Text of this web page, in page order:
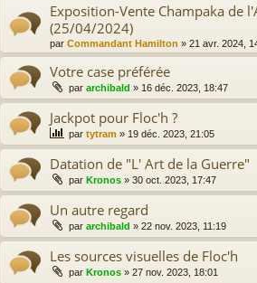
Exposition-Vente Champaka de
(25/04/2024)
par Commandant Hamilton » 21 avr. 2024,
Votre case préférée
par archibald » 16 déc. 2023, 18:47
Jackpot pour Floc'h ?
par tytram » 19 déc. 2023, 21:05
Datation de "L' Art de la Guerre"
par Kronos » 30 oct. 2023, 17:47
Un autre regard
par archibald » 22 nov. 2023, 11:19
Les sources visuelles de Floc'h
par Kronos » 27 nov. 2023, 18:01